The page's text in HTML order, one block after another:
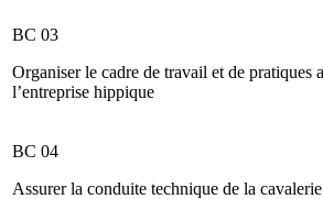
BC 03
Organiser le cadre de travail et de pratiques
l’entreprise hippique
BC 04
Assurer la conduite technique de la cavalerie